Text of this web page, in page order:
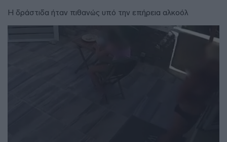
Η δράστιδα ήταν πιθανώς υπό την επήρεια αλκοόλ